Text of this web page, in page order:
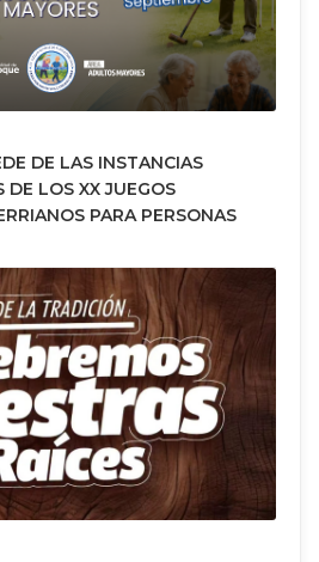
DE LAS INSTANCIAS
DE LOS XX JUEGOS
PARA PERSONAS